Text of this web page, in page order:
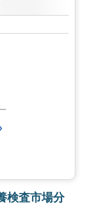
表示が必要です。
検査市場分